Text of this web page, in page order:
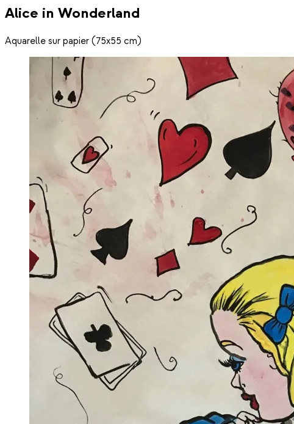
Alice in Wonderland
Aquarelle sur papier (75x55 cm)